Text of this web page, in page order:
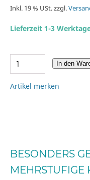
Inkl. 19 % USt. zzgl.
Lieferzeit 1-3
In den
Artikel merken
BESONDERS
MEHRSTUFIGE